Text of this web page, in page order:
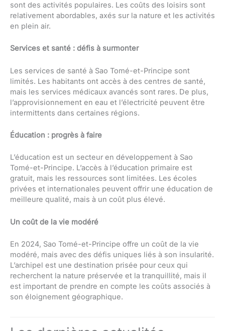
sont des activités populaires. Les coûts des loisirs sont
relativement abordables, axés sur la nature et les activités
en plein air.
Services et santé : défis à surmonter
Les services de santé à Sao Tomé-et-Principe sont
limités. Les habitants ont accès à des centres de santé,
mais les services médicaux avancés sont rares. De plus,
l’approvisionnement en eau et l’électricité peuvent être
intermittents dans certaines régions.
Éducation : progrès à faire
L’éducation est un secteur en développement à Sao
Tomé-et-Principe. L’accès à l’éducation primaire est
gratuit, mais les ressources sont limitées. Les écoles
privées et internationales peuvent offrir une éducation de
meilleure qualité, mais à un coût plus élevé.
Un coût de la vie modéré
En 2024, Sao Tomé-et-Principe offre un coût de la vie
modéré, mais avec des défis uniques liés à son insularité.
L’archipel est une destination prisée pour ceux qui
recherchent la nature préservée et la tranquillité, mais il
est important de prendre en compte les coûts associés à
son éloignement géographique.